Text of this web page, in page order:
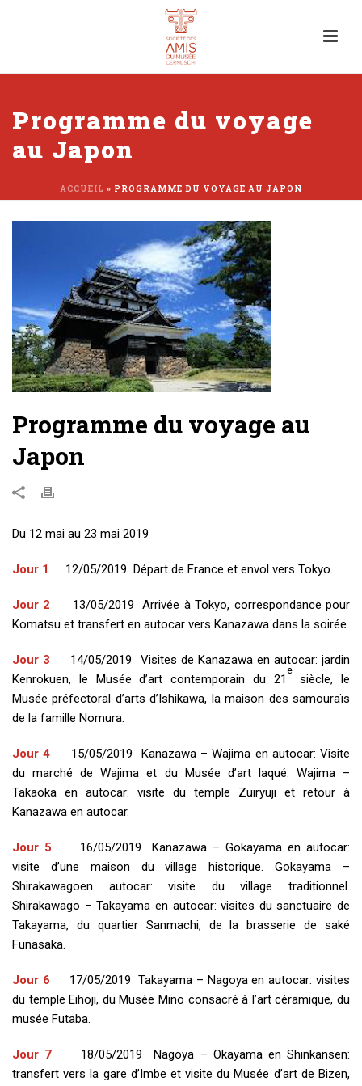
Programme du voyage
au Japon
ACCUEIL » PROGRAMME DU VOYAGE AU JAPON
Programme du voyage au
Japon
Du 12 mai au 23 mai 2019
Jour 1 12/05/2019 Départ de France et envol vers Tokyo.
Jour 2 13/05/2019 Arrivée à Tokyo, correspondance pour
Komatsu et transfert en autocar vers Kanazawa dans la soirée.
Jour 3 14/05/2019 Visites de Kanazawa en autocar: jardin
Kenrokuen, le Musée d’art contemporain du 21
e
siècle, le
Musée préfectoral d’arts d’Ishikawa, la maison des samouraïs
de la famille Nomura.
Jour 4 15/05/2019 Kanazawa – Wajima en autocar: Visite
du marché de Wajima et du Musée d’art laqué. Wajima –
Takaoka en autocar: visite du temple Zuiryuji et retour à
Kanazawa en autocar.
Jour 5 16/05/2019 Kanazawa – Gokayama en autocar:
visite d’une maison du village historique. Gokayama –
Shirakawagoen autocar: visite du village traditionnel.
Shirakawago – Takayama en autocar: visites du sanctuaire de
Takayama, du quartier Sanmachi, de la brasserie de saké
Funasaka.
Jour 6 17/05/2019 Takayama – Nagoya en autocar: visites
du temple Eihoji, du Musée Mino consacré à l’art céramique, du
musée Futaba.
Jour 7 18/05/2019 Nagoya – Okayama en Shinkansen:
transfert vers la gare d’Imbe et visite du Musée d’art de Bizen,